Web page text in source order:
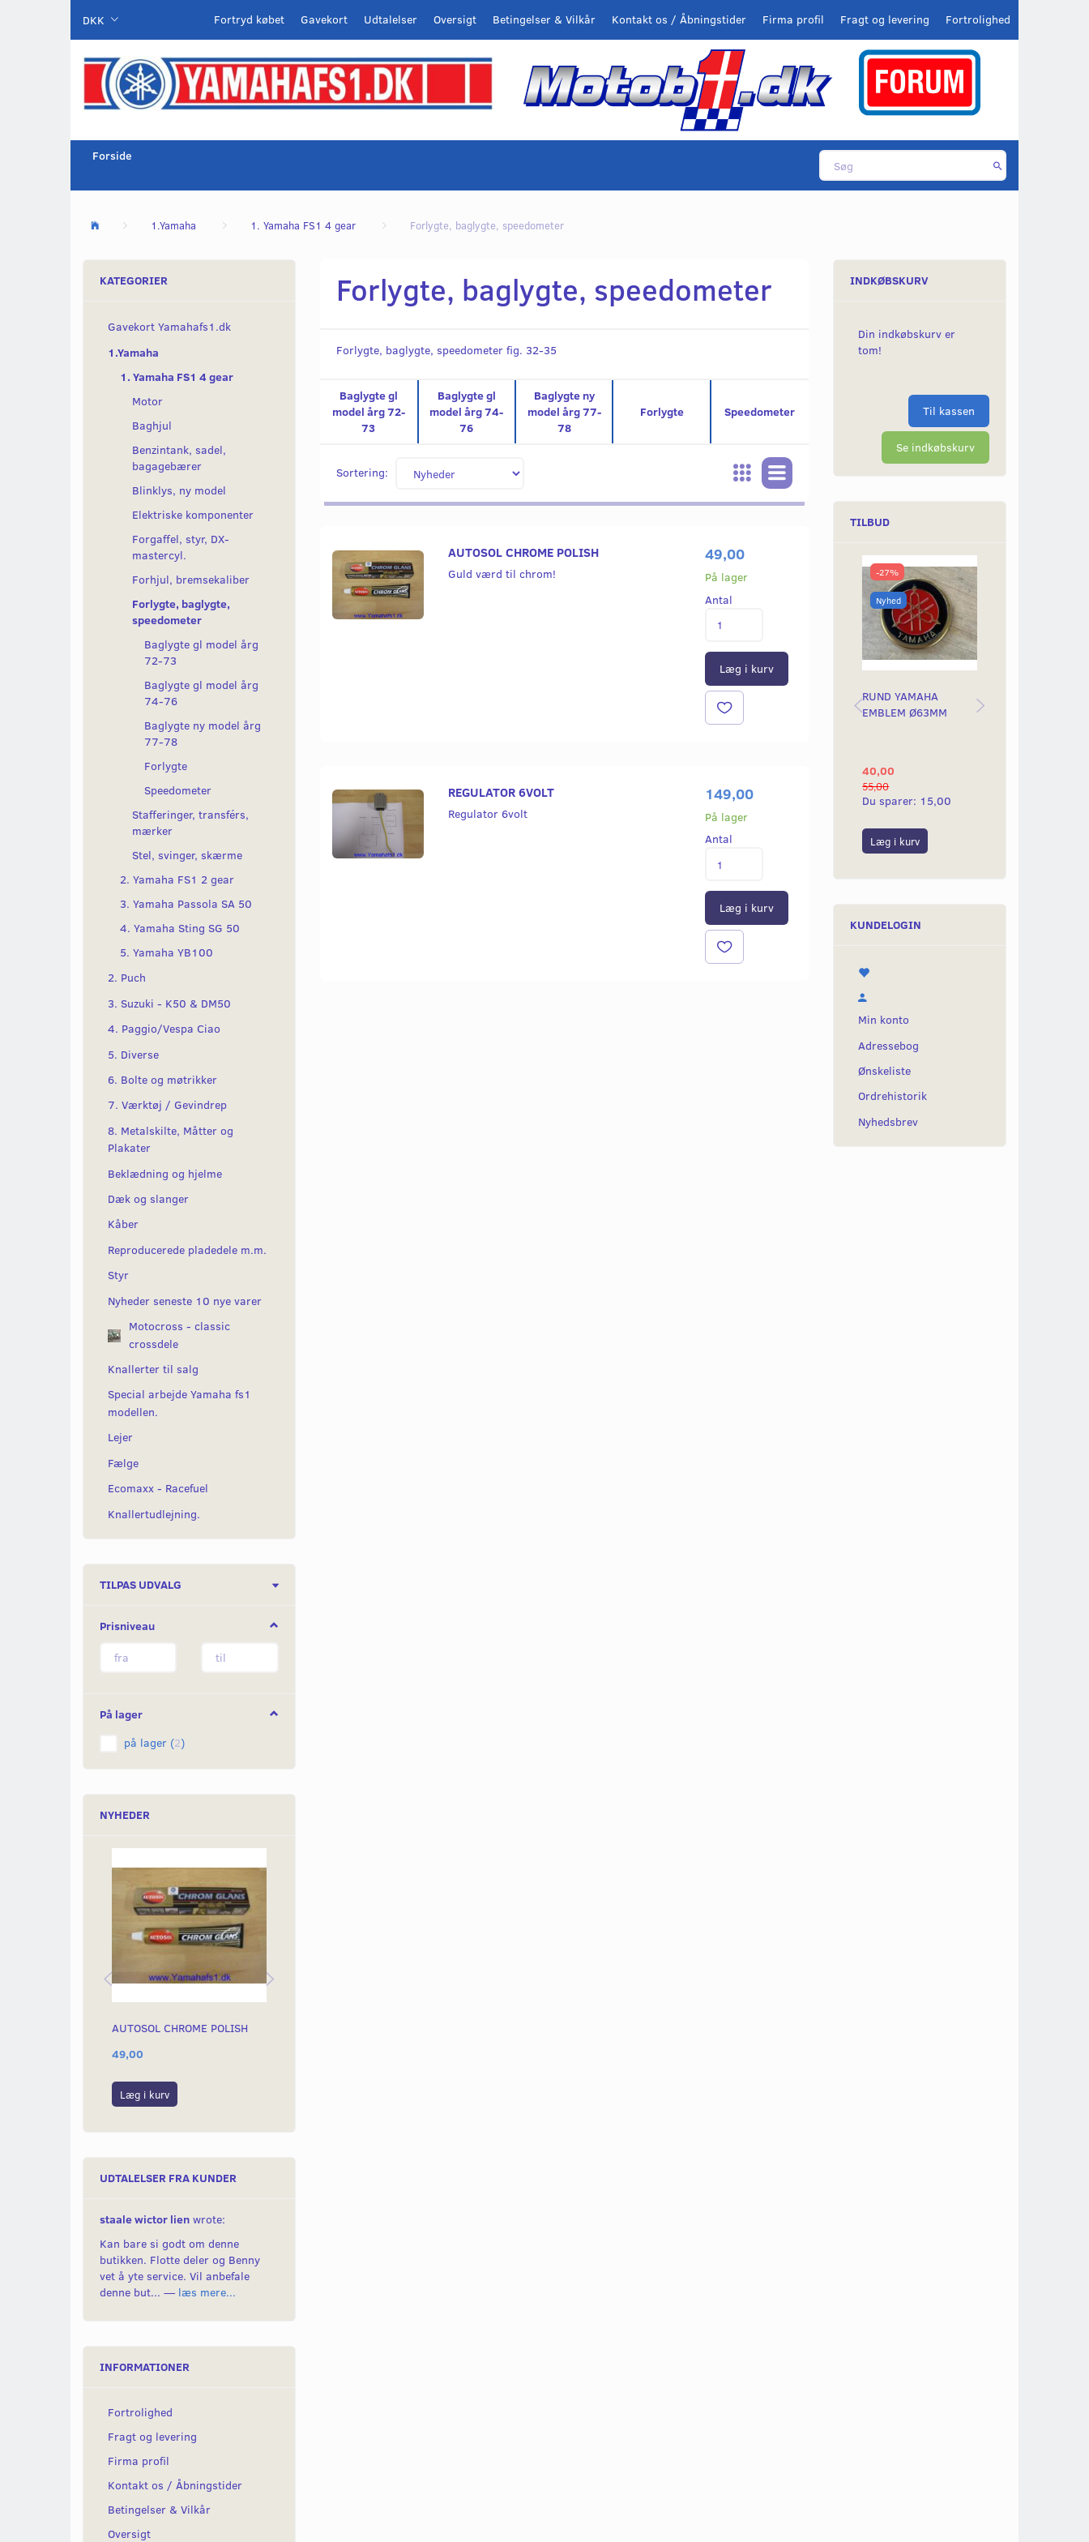
DKK Fortrolighed
Fragt og levering
Firma profil
Kontakt os / Åbningstider
Betingelser & Vilkår
Oversigt
Udtalelser
Gavekort
Fortryd købet
Forside
1.Yamaha 1. Yamaha FS1 4 gear Forlygte, baglygte, speedometer
KATEGORIER
Gavekort Yamahafs1.dk
1.Yamaha
1. Yamaha FS1 4 gear
Motor
Baghjul
Benzintank, sadel,
bagagebærer
Blinklys, ny model
Elektriske komponenter
Forgaffel, styr, DX-
mastercyl.
Forhjul, bremsekaliber
Forlygte, baglygte,
speedometer
Baglygte gl model årg
72-73
Baglygte gl model årg
74-76
Baglygte ny model årg
77-78
Forlygte
Speedometer
Stafferinger, transférs,
mærker
Stel, svinger, skærme
2. Yamaha FS1 2 gear
3. Yamaha Passola SA 50
4. Yamaha Sting SG 50
5. Yamaha YB100
2. Puch
3. Suzuki - K50 & DM50
4. Paggio/Vespa Ciao
5. Diverse
6. Bolte og møtrikker
7. Værktøj / Gevindrep
8. Metalskilte, Måtter og
Plakater
Beklædning og hjelme
Dæk og slanger
Kåber
Reproducerede pladedele m.m.
Styr
Nyheder seneste 10 nye varer
Motocross - classic
crossdele
Knallerter til salg
Special arbejde Yamaha fs1
modellen.
Lejer
Fælge
Ecomaxx - Racefuel
Knallertudlejning.
TILPAS UDVALG
Prisniveau
På lager
på lager (2)
NYHEDER
AUTOSOL CHROME POLISH
49,00
Læg i kurv
UDTALELSER FRA KUNDER
staale wictor lien wrote:
Kan bare si godt om denne
butikken. Flotte deler og Benny
vet å yte service. Vil anbefale
denne but... — læs mere...
INFORMATIONER
Fortrolighed
Fragt og levering
Firma profil
Kontakt os / Åbningstider
Betingelser & Vilkår
Oversigt
Forlygte, baglygte, speedometer
Forlygte, baglygte, speedometer fig. 32-35
Baglygte gl
model årg 72-
73
Baglygte gl
model årg 74-
76
Baglygte ny
model årg 77-
78
Forlygte Speedometer
Sortering:
AUTOSOL CHROME POLISH
Guld værd til chrom!
49,00
På lager
Antal
Læg i kurv
REGULATOR 6VOLT
Regulator 6volt
149,00
På lager
Antal
Læg i kurv
INDKØBSKURV
Din indkøbskurv er
tom!
Til kassen
Se indkøbskurv
TILBUD
-27%
Nyhed
RUND YAMAHA
EMBLEM Ø63MM
40,00
55,00
Du sparer: 15,00
Læg i kurv
KUNDELOGIN
Min konto
Adressebog
Ønskeliste
Ordrehistorik
Nyhedsbrev